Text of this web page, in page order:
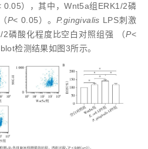
0.05），其中，Wnt5a组ERK1/2磷
P< 0.05）。 P.gingivalis LPS刺激
2磷酸化程度比空白对照组强 （P<
检测结果如图3所示。